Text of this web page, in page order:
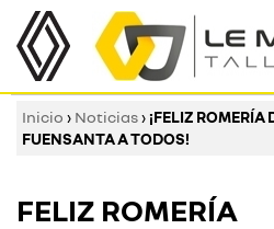
Inicio › Noticias› ¡FELIZ ROMERÍA
FUENSANTA A TODOS!
FELIZ ROMERÍA